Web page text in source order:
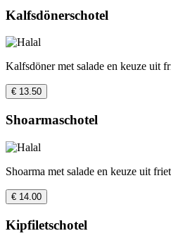
Kalfsdönerschotel
Kalfsdöner met salade en keuze uit
€ 13.50
Shoarmaschotel
Shoarma met salade en keuze uit
€ 14.00
Kipfiletschotel